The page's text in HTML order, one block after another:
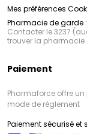
Mes préférences
Pharmacie de garde :
Contacter le 3237
trouver la pharmacie
Paiement
Pharmaforce offre
mode de règlement
Paiement sécurisé et